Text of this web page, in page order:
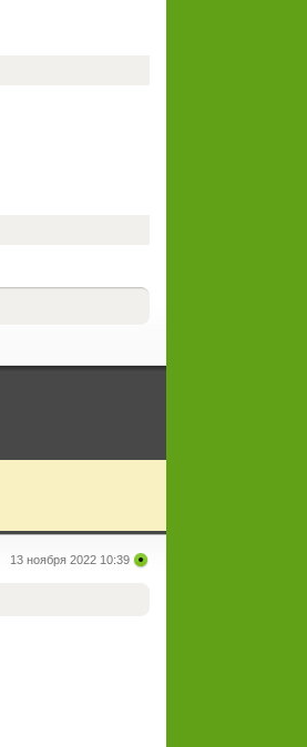
13 ноября 2022 10:39